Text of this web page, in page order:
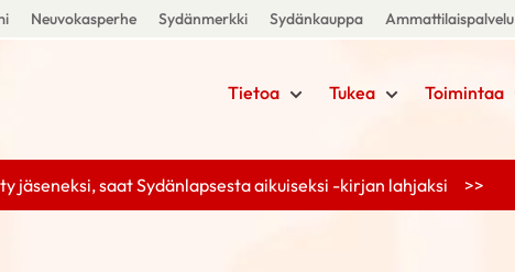
Neuvokasperhe Sydänmerkki Sydänkauppa Ammattilaispalvelu
Tietoa Tukea Toimintaa
jäseneksi, saat Sydänlapsesta aikuiseksi -kirjan lahjaksi >>